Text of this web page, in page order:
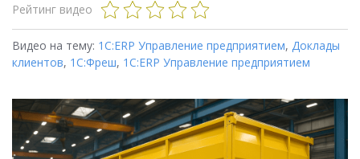
Рейтинг видео
Видео на тему: 1С:ERP Управление предприятием, Доклады
клиентов, 1С:Фреш, 1С:ERP Управление предприятием